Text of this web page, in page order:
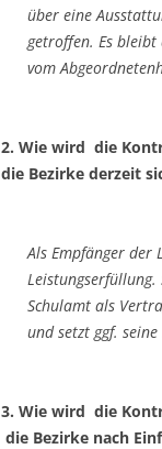
über eine
getroffen. Es bleibt
vom
2. Wie wird die
die Bezirke derzeit
Als Empfänger der
Schulamt als
und setzt ggf.
3. Wie wird die
die Bezirke nach